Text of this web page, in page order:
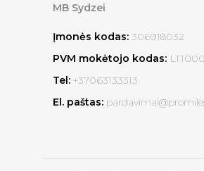
MB Sydzei
Įmonės kodas: 306918032
PVM mokėtojo kodas:
Tel: +37063133313
El. paštas: